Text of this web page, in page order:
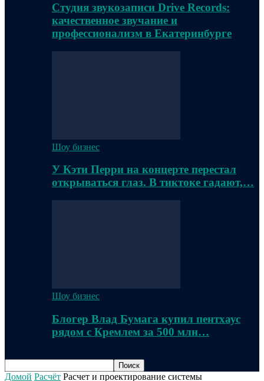
Студия звукозаписи Drive Records:
качественное звучание и
профессионализм в Екатеринбурге
Шоу бизнес
У Кэти Перри на концерте перестал
открываться глаз. В тиктоке гадают,…
Шоу бизнес
Блогер Влад Бумага купил пентхаус
рядом с Кремлем за 500 млн…
Домой Расчёт Расчет и проектирование системы